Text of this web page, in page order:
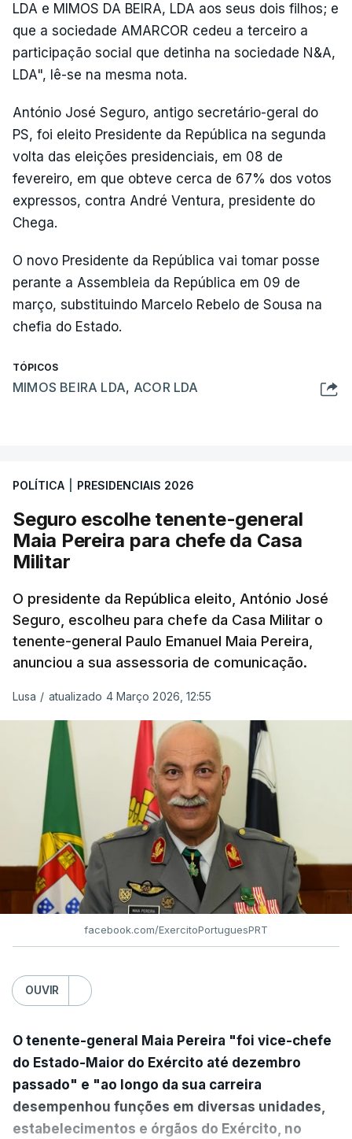
LDA e MIMOS DA BEIRA, LDA aos seus dois filhos; e
que a sociedade AMARCOR cedeu a terceiro a
participação social que detinha na sociedade N&A,
LDA", lê-se na mesma nota.
António José Seguro, antigo secretário-geral do
PS, foi eleito Presidente da República na segunda
volta das eleições presidenciais, em 08 de
fevereiro, em que obteve cerca de 67% dos votos
expressos, contra André Ventura, presidente do
Chega.
O novo Presidente da República vai tomar posse
perante a Assembleia da República em 09 de
março, substituindo Marcelo Rebelo de Sousa na
chefia do Estado.
TÓPICOS
MIMOS BEIRA LDA, ACOR LDA
POLÍTICA PRESIDENCIAIS 2026
Seguro escolhe tenente-general
Maia Pereira para chefe da Casa
Militar
O presidente da República eleito, António José
Seguro, escolheu para chefe da Casa Militar o
tenente-general Paulo Emanuel Maia Pereira,
anunciou a sua assessoria de comunicação.
Lusa / atualizado 4 Março 2026, 12:55
facebook.com/ExercitoPortuguesPRT
OUVIR
O tenente-general Maia Pereira "foi vice-chefe
do Estado-Maior do Exército até dezembro
passado" e "ao longo da sua carreira
desempenhou funções em diversas unidades,
estabelecimentos e órgãos do Exército, no